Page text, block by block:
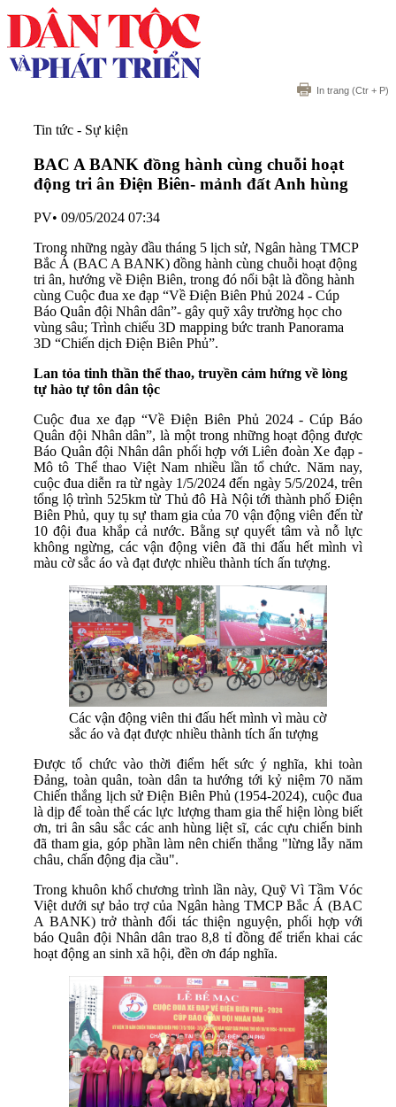
In trang (Ctr + P)
Tin tức - Sự kiện
BAC A BANK đồng hành cùng chuỗi hoạt
động tri ân Điện Biên- mảnh đất Anh hùng
PV• 09/05/2024 07:34
Trong những ngày đầu tháng 5 lịch sử, Ngân hàng TMCP
Bắc Á (BAC A BANK) đồng hành cùng chuỗi hoạt động
tri ân, hướng về Điện Biên, trong đó nổi bật là đồng hành
cùng Cuộc đua xe đạp “Về Điện Biên Phủ 2024 - Cúp
Báo Quân đội Nhân dân”- gây quỹ xây trường học cho
vùng sâu; Trình chiếu 3D mapping bức tranh Panorama
3D “Chiến dịch Điện Biên Phủ”.
Lan tỏa tinh thần thể thao, truyền cảm hứng về lòng
tự hào tự tôn dân tộc
Cuộc đua xe đạp “Về Điện Biên Phủ 2024 - Cúp Báo
Quân đội Nhân dân”, là một trong những hoạt động được
Báo Quân đội Nhân dân phối hợp với Liên đoàn Xe đạp -
Mô tô Thể thao Việt Nam nhiều lần tổ chức. Năm nay,
cuộc đua diễn ra từ ngày 1/5/2024 đến ngày 5/5/2024, trên
tổng lộ trình 525km từ Thủ đô Hà Nội tới thành phố Điện
Biên Phủ, quy tụ sự tham gia của 70 vận động viên đến từ
10 đội đua khắp cả nước. Bằng sự quyết tâm và nỗ lực
không ngừng, các vận động viên đã thi đấu hết mình vì
màu cờ sắc áo và đạt được nhiều thành tích ấn tượng.
Các vận động viên thi đấu hết mình vì màu cờ
sắc áo và đạt được nhiều thành tích ấn tượng
Được tổ chức vào thời điểm hết sức ý nghĩa, khi toàn
Đảng, toàn quân, toàn dân ta hướng tới kỷ niệm 70 năm
Chiến thắng lịch sử Điện Biên Phủ (1954-2024), cuộc đua
là dịp để toàn thể các lực lượng tham gia thể hiện lòng biết
ơn, tri ân sâu sắc các anh hùng liệt sĩ, các cựu chiến binh
đã tham gia, góp phần làm nên chiến thắng "lừng lẫy năm
châu, chấn động địa cầu".
Trong khuôn khổ chương trình lần này, Quỹ Vì Tầm Vóc
Việt dưới sự bảo trợ của Ngân hàng TMCP Bắc Á (BAC
A BANK) trở thành đối tác thiện nguyện, phối hợp với
báo Quân đội Nhân dân trao 8,8 tỉ đồng để triển khai các
hoạt động an sinh xã hội, đền ơn đáp nghĩa.